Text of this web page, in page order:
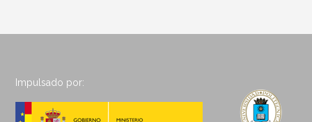
Impulsado por: